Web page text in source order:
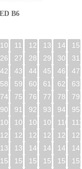
B6
10 11 12 13 14
15
26 27 28 29 30
31
42 43 44 45 46
47
58 59 60 61 62
63
74 75 76 77 78
79
90 91 92 93 94
95
106 107 108 109 110
122 123 124 125 126
138 139 140 141 142
154 155 156 157 158